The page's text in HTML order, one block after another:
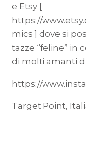
e Etsy [
https://
mics ] dove si
tazze “feline” in
di molti amanti
https://
Target Point,